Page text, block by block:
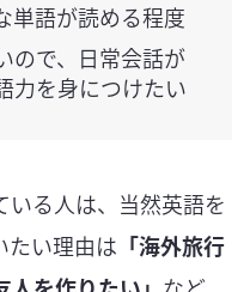
単語が読める程度
ので、日常会話が
力を身につけたい
いる人は、当然英語を
たい理由は 「海外旅行